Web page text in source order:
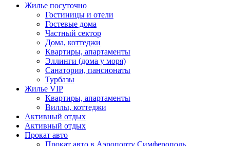
Жилье посуточно
Гостиницы и отели
Гостевые дома
Частный сектор
Дома, коттеджи
Квартиры, апартаменты
Эллинги (дома у моря)
Санатории, пансионаты
Турбазы
Жилье VIP
Квартиры, апартаменты
Виллы, коттеджи
Активный отдых
Активный отдых
Прокат авто
Прокат авто в Аэропорту Симферополь